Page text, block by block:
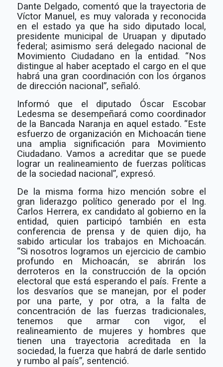
Dante Delgado, comentó que la trayectoria de
Víctor Manuel, es muy valorada y reconocida
en el estado ya que ha sido diputado local,
presidente municipal de Uruapan y diputado
federal; asimismo será delegado nacional de
Movimiento Ciudadano en la entidad. “Nos
distingue al haber aceptado el cargo en el que
habrá una gran coordinación con los órganos
de dirección nacional”, señaló.
Informó que el diputado Óscar Escobar
Ledesma se desempeñará como coordinador
de la Bancada Naranja en aquel estado. “Este
esfuerzo de organización en Michoacán tiene
una amplia significación para Movimiento
Ciudadano. Vamos a acreditar que se puede
lograr un realineamiento de fuerzas políticas
de la sociedad nacional”, expresó.
De la misma forma hizo mención sobre el
gran liderazgo político generado por el Ing.
Carlos Herrera, ex candidato al gobierno en la
entidad, quien participó también en esta
conferencia de prensa y de quien dijo, ha
sabido articular los trabajos en Michoacán.
“Si nosotros logramos un ejercicio de cambio
profundo en Michoacán, se abrirán los
derroteros en la construcción de la opción
electoral que está esperando el país. Frente a
los desvaríos que se manejan, por el poder
por una parte, y por otra, a la falta de
concentración de las fuerzas tradicionales,
tenemos que armar con vigor, el
realineamiento de mujeres y hombres que
tienen una trayectoria acreditada en la
sociedad, la fuerza que habrá de darle sentido
y rumbo al país”, sentenció.